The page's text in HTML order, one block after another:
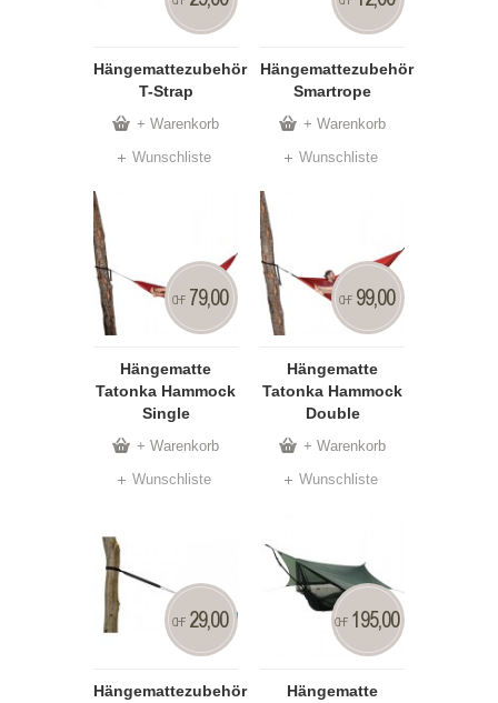
Hängemattezubehör
T-Strap
+ Warenkorb
Wunschliste
Hängemattezubehör
Smartrope
+ Warenkorb
Wunschliste
Hängematte
Tatonka Hammock
Single
CHF 79,00
+ Warenkorb
Wunschliste
Hängematte
Tatonka Hammock
Double
CHF 99,00
+ Warenkorb
Wunschliste
Hängemattezubehör
CHF 29,00
Hängematte
CHF 195,00